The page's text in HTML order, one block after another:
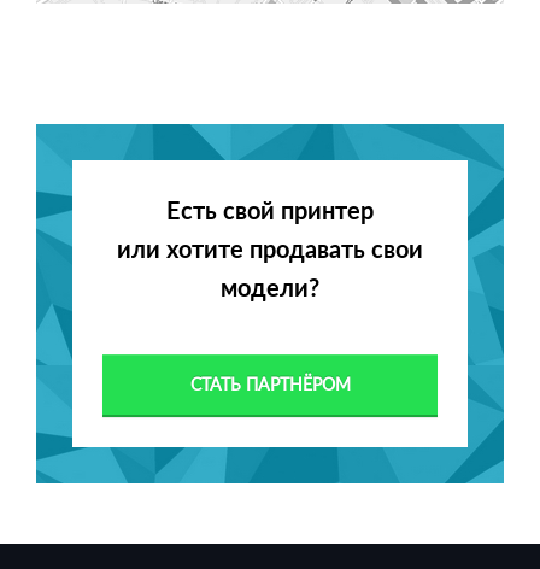
Есть свой принтер
или хотите продавать свои
модели?
СТАТЬ ПАРТНЁРОМ